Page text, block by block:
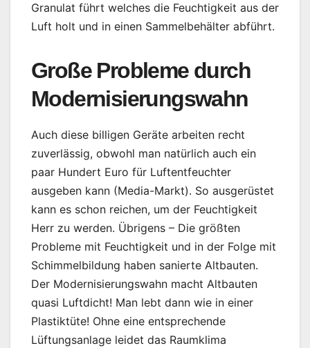
Granulat führt welches die Feuchtigkeit aus der
Luft holt und in einen Sammelbehälter abführt.
Große Probleme durch
Modernisierungswahn
Auch diese billigen Geräte arbeiten recht
zuverlässig, obwohl man natürlich auch ein
paar Hundert Euro für Luftentfeuchter
ausgeben kann (Media-Markt). So ausgerüstet
kann es schon reichen, um der Feuchtigkeit
Herr zu werden. Übrigens – Die größten
Probleme mit Feuchtigkeit und in der Folge mit
Schimmelbildung haben sanierte Altbauten.
Der Modernisierungswahn macht Altbauten
quasi Luftdicht! Man lebt dann wie in einer
Plastiktüte! Ohne eine entsprechende
Lüftungsanlage leidet das Raumklima